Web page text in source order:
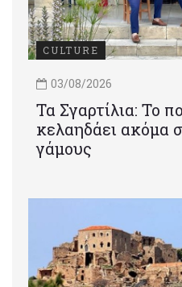
CULTURE
03/08/2026
Τα Σγαρτίλια: Το
κελαηδάει ακόμα
γάμους